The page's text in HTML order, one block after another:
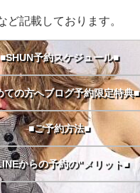
ど記載しております。
■SHUN予約スケジュール■
ての方へブログ予約限定特典■
■ご予約方法■
からの予約の"メリット■